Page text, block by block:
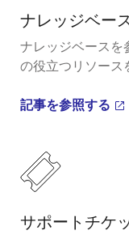
ナレッジベー
ナレッジベースを
の役立つリソース
記事を参照する
サポートチケ